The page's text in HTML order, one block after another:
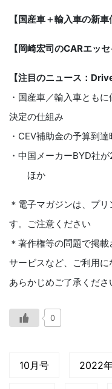
【国産車＋輸入車の新車
【岡崎宏司のCARエッセ
【注目のニュース：
・国産車／輸入車とも
決定の仕組み
・CEV補助金の予算到
・中国メーカーBYD社
ほか
＊電子マガジンは、プ
す。ご注意ください
＊著作権等の問題で掲
サービスなど、ご利用に
あらかじめご了承くださ
0
10月号 2022